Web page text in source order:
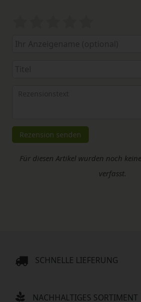
Rezensionstext
Rezension senden
Für diesen Artikel wurden noch
verfasst.
SCHNELLE LIEFERUNG
NACHHALTIGES SORTIMENT